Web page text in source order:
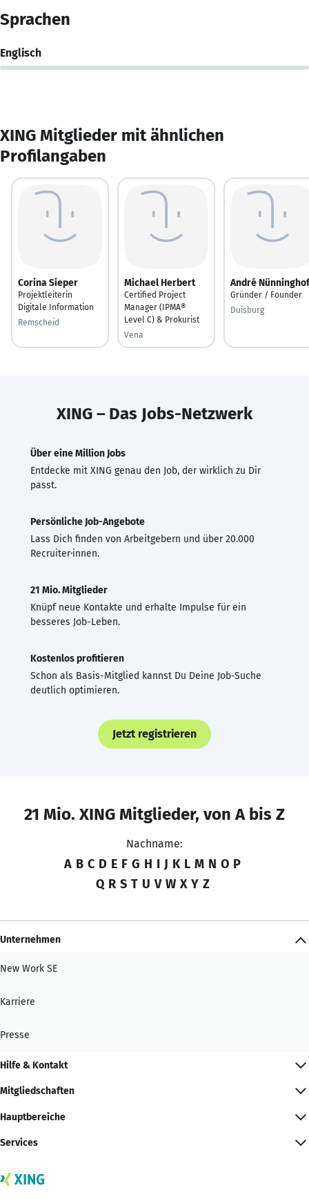
Sprachen
Englisch
XING Mitglieder mit ähnlichen
Profilangaben
Corina Sieper
Projektleiterin
Digitale Information
Remscheid
Michael Herbert
Certified Project
Manager (IPMA®
Level C) & Prokurist
Vena
André
Gründer / Founder
Duisburg
XING – Das Jobs-Netzwerk
Über eine Million Jobs
Entdecke mit XING genau den Job, der wirklich zu Dir
passt.
Persönliche Job-Angebote
Lass Dich finden von Arbeitgebern und über 20.000
Recruiter·innen.
21 Mio. Mitglieder
Knüpf neue Kontakte und erhalte Impulse für ein
besseres Job-Leben.
Kostenlos profitieren
Schon als Basis-Mitglied kannst Du Deine Job-Suche
deutlich optimieren.
Jetzt registrieren
21 Mio. XING Mitglieder, von A bis Z
Nachname:
A B C D E F G H I J K L M N O P
Q R S T U V W X Y Z
Unternehmen
New Work SE
Karriere
Presse
Hilfe & Kontakt
Mitgliedschaften
Hauptbereiche
Services